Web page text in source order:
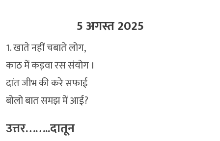
5 अगस्त 2025
1. खाते नहीं चबाते लोग,
काठ में कड़वा रस संयोग ।
दांत जीभ की करे सफाई
बोलो बात समझ में आई?
उत्तर……..दातून